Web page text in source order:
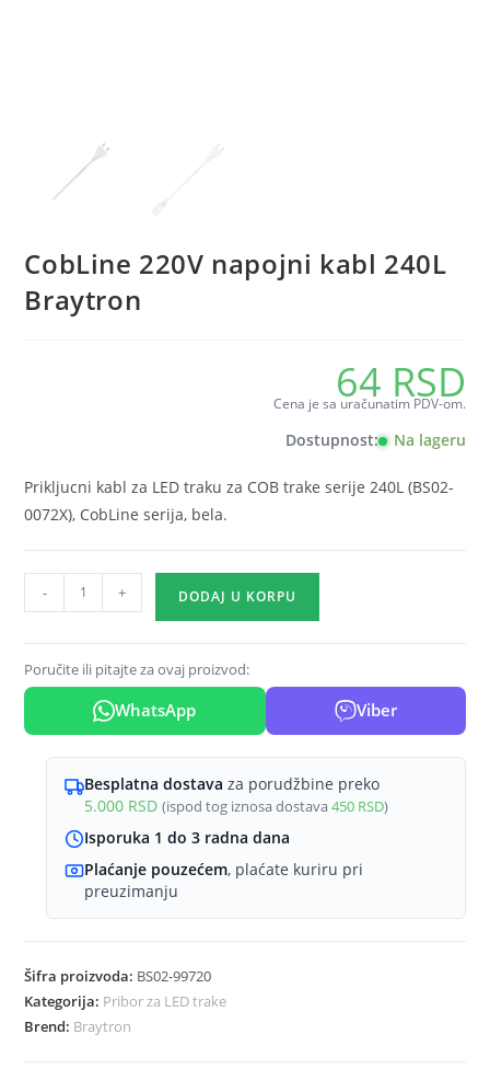
CobLine 220V napojni kabl 240L
Braytron
64 RSD
Cena je sa uračunatim PDV-om.
Dostupnost: Na lageru
Prikljucni kabl za LED traku za COB trake serije 240L (BS02-
0072X), CobLine serija, bela.
CobLine
220V
kabl
240L
Braytron
- + DODAJ U KORPU
Poručite ili pitajte za ovaj proizvod:
WhatsApp Viber
Besplatna dostava za porudžbine preko
5.000 RSD (ispod tog iznosa dostava450 RSD)
Isporuka 1 do 3 radna dana
Plaćanje pouzećem, plaćate kuriru pri
preuzimanju
Šifra proizvoda: BS02-99720
Kategorija: Pribor za LED trake
Brend: Braytron